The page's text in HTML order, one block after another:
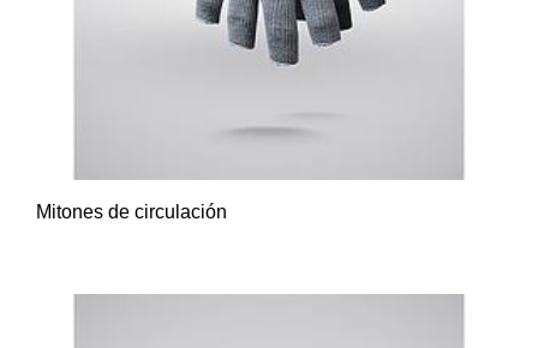
Mitones de circulación